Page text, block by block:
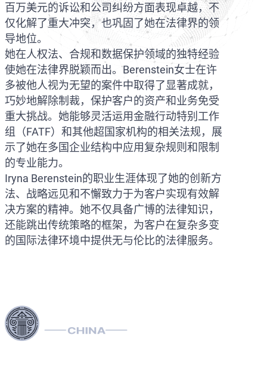
百万美元的诉讼和公司纠纷方面表现卓越，不
仅化解了重大冲突，也巩固了她在法律界的领
导地位。
她在人权法、合规和数据保护领域的独特经验
使她在法律界脱颖而出。Berenstein女士在许
多被他人视为无望的案件中取得了显著成就，
巧妙地解除制裁，保护客户的资产和业务免受
重大挑战。她能够灵活运用金融行动特别工作
组（FATF）和其他超国家机构的相关法规，展
示了她在多国企业结构中应用复杂规则和限制
的专业能力。
Iryna Berenstein的职业生涯体现了她的创新方
法、战略远见和不懈致力于为客户实现有效解
决方案的精神。她不仅具备广博的法律知识，
还能跳出传统策略的框架，为客户在复杂多变
的国际法律环境中提供无与伦比的法律服务。